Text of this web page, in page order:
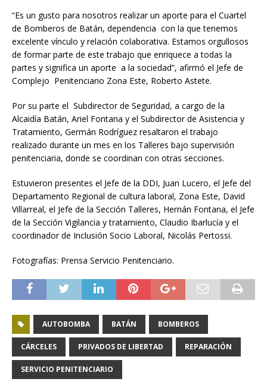
“Es un gusto para nosotros realizar un aporte para el Cuartel
de Bomberos de Batán, dependencia con la que tenemos
excelente vínculo y relación colaborativa. Estamos orgullosos
de formar parte de este trabajo que enriquece a todas la
partes y significa un aporte a la sociedad”, afirmó el Jefe de
Complejo Penitenciario Zona Este, Roberto Astete.
Por su parte el Subdirector de Seguridad, a cargo de la
Alcaidía Batán, Ariel Fontana y el Subdirector de Asistencia y
Tratamiento, Germán Rodríguez resaltaron el trabajo
realizado durante un mes en los Talleres bajo supervisión
penitenciaria, donde se coordinan con otras secciones.
Estuvieron presentes el Jefe de la DDI, Juan Lucero, el Jefe del
Departamento Regional de cultura laboral, Zona Este, David
Villarreal, el Jefe de la Sección Talleres, Hernán Fontana, el Jefe
de la Sección Vigilancia y tratamiento, Claudio Ibarlucía y el
coordinador de Inclusión Socio Laboral, Nicolás Pertossi.
Fotografías: Prensa Servicio Penitenciario.
AUTOBOMBA BATÁN BOMBEROS
CÁRCELES PRIVADOS DE LIBERTAD REPARACIÓN
SERVICIO PENITENCIARIO